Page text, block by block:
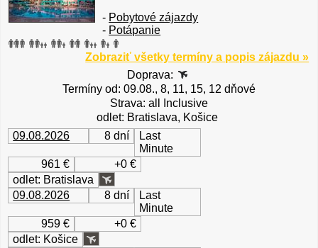
- Pobytové zájazdy
- Potápanie
Zobraziť všetky termíny a popis zájazdu »
Doprava:
Termíny od: 09.08., 8, 11, 15, 12 dňové
Strava: all Inclusive
odlet: Bratislava, Košice
09.08.2026
8 dní
Last
Minute
961 €
+0 €
odlet: Bratislava
09.08.2026
8 dní
Last
Minute
959 €
+0 €
odlet: Košice